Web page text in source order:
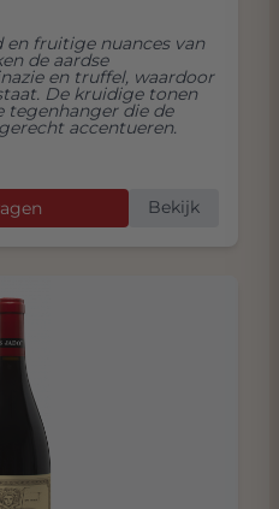
fruitige nuances van
de aardse
en truffel, waardoor
De kruidige tonen
tegenhanger die de
accentueren.
Bekijk